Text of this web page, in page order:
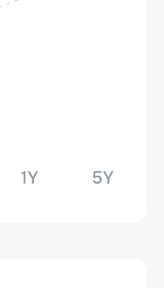
1Y 5Y